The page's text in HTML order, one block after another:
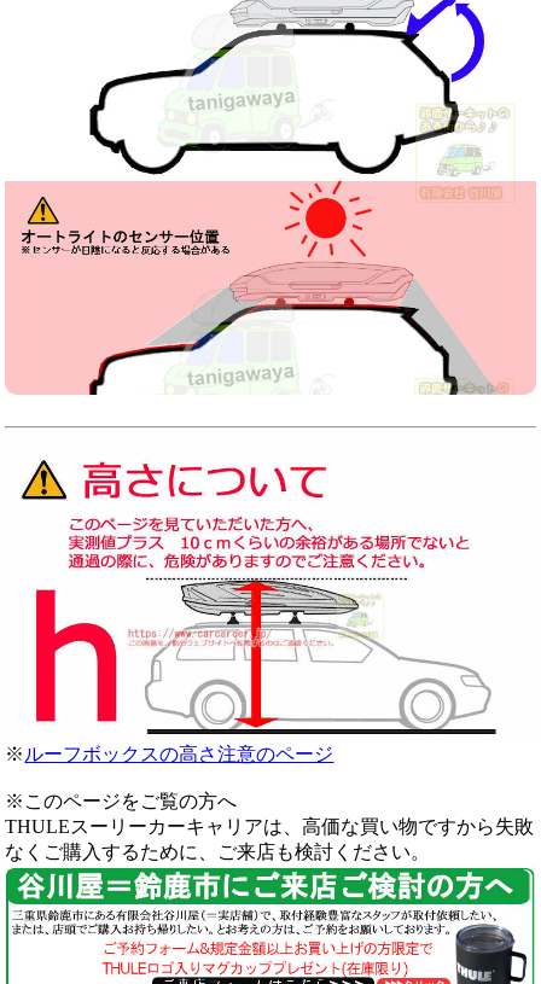
※ ルーフボックスの高さ注意のページ
※このページをご覧の方へ
THULEスーリーカーキャリアは、高価な買い物ですから失敗
なくご購入するために、ご来店も検討ください。